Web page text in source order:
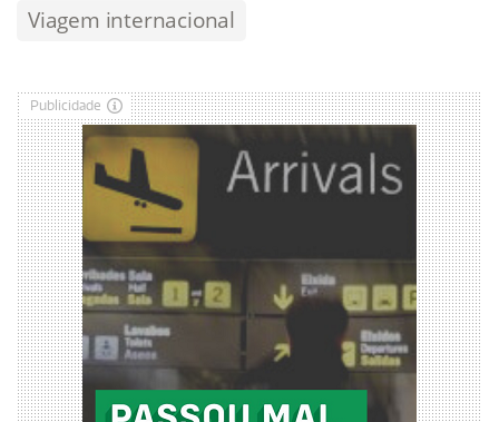
Viagem internacional
Publicidade